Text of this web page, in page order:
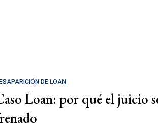
DE LOAN
Loan: por qué el juicio